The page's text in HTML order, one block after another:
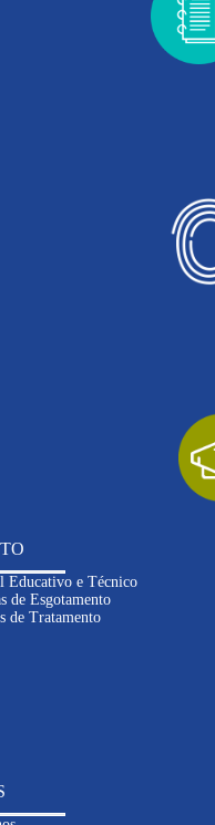
Educativo e Técnico
de Esgotamento
de Tratamento